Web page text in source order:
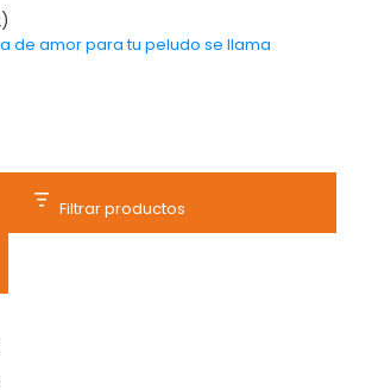
de amor para tu peludo se llama
Filtrar productos